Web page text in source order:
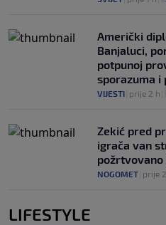
Američki
Banjaluci,
potpunoj
sporazuma i
VIJESTI prije 2 h
Zekić pred
igrača van
požrtvovano
NOGOMET prije
LIFESTYLE